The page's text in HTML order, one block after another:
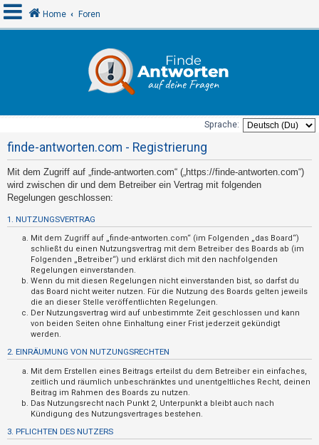
l
d
e
n
t
w
e
Home Foren
Sprache:
finde-antworten.com - Registrierung
Mit dem Zugriff auf „finde-antworten.com“ („https://finde-antworten.com“)
wird zwischen dir und dem Betreiber ein Vertrag mit folgenden
Regelungen geschlossen:
1. NUTZUNGSVERTRAG
Mit dem Zugriff auf „finde-antworten.com“ (im Folgenden „das Board“)
schließt du einen Nutzungsvertrag mit dem Betreiber des Boards ab (im
Folgenden „Betreiber“) und erklärst dich mit den nachfolgenden
Regelungen einverstanden.
Wenn du mit diesen Regelungen nicht einverstanden bist, so darfst du
das Board nicht weiter nutzen. Für die Nutzung des Boards gelten jeweils
die an dieser Stelle veröffentlichten Regelungen.
Der Nutzungsvertrag wird auf unbestimmte Zeit geschlossen und kann
von beiden Seiten ohne Einhaltung einer Frist jederzeit gekündigt
werden.
2. EINRÄUMUNG VON NUTZUNGSRECHTEN
Mit dem Erstellen eines Beitrags erteilst du dem Betreiber ein einfaches,
zeitlich und räumlich unbeschränktes und unentgeltliches Recht, deinen
Beitrag im Rahmen des Boards zu nutzen.
Das Nutzungsrecht nach Punkt 2, Unterpunkt a bleibt auch nach
Kündigung des Nutzungsvertrages bestehen.
3. PFLICHTEN DES NUTZERS